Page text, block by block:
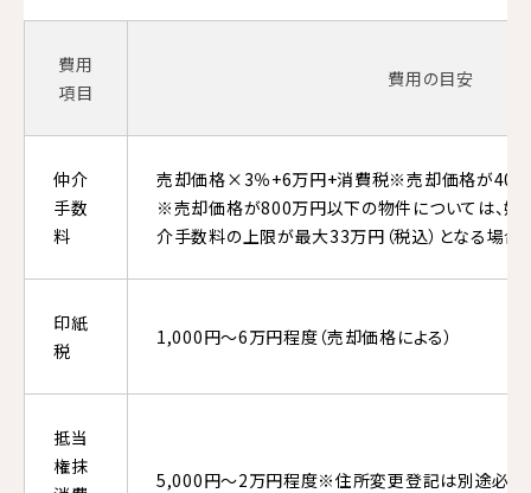
費用
項目
費用の目安
仲介
手数
料
売却価格×3％+6万円+消費税※売却価格が400
※売却価格が800万円以下の物件については、媒
介手数料の上限が最大33万円（税込）となる場合
印紙
税
1,000円～6万円程度（売却価格による）
抵当
権抹
5,000円〜2万円程度※住所変更登記は別途必要